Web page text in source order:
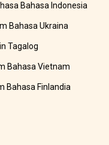
Bahasa Indonesia
Bahasa Ukraina
Tagalog
Bahasa Vietnam
Bahasa Finlandia